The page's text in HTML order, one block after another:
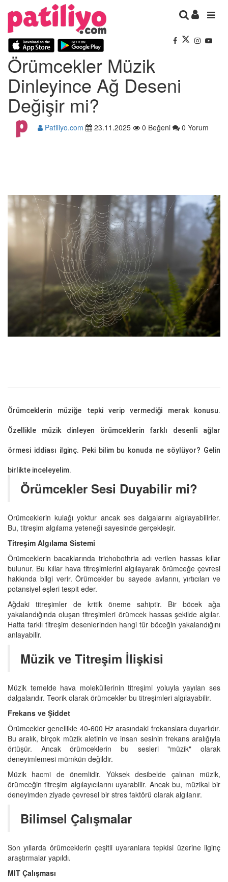
Örümcekler Müzik
Dinleyince Ağ Deseni
Değişir mi?
Patiliyo.com 23.11.2025 0 Beğeni 0 Yorum
Örümceklerin müziğe tepki verip vermediği merak konusu.
Özellikle müzik dinleyen örümceklerin farklı desenli ağlar
örmesi iddiası ilginç. Peki bilim bu konuda ne söylüyor? Gelin
birlikte inceleyelim.
Örümcekler Sesi Duyabilir mi?
Örümceklerin kulağı yoktur ancak ses dalgalarını algılayabilirler.
Bu, titreşim algılama yeteneği sayesinde gerçekleşir.
Titreşim Algılama Sistemi
Örümceklerin bacaklarında trichobothria adı verilen hassas kıllar
bulunur. Bu kıllar hava titreşimlerini algılayarak örümceğe çevresi
hakkında bilgi verir. Örümcekler bu sayede avlarını, yırtıcıları ve
potansiyel eşleri tespit eder.
Ağdaki titreşimler de kritik öneme sahiptir. Bir böcek ağa
yakalandığında oluşan titreşimleri örümcek hassas şekilde algılar.
Hatta farklı titreşim desenlerinden hangi tür böceğin yakalandığını
anlayabilir.
Müzik ve Titreşim İlişkisi
Müzik temelde hava moleküllerinin titreşimi yoluyla yayılan ses
dalgalarıdır. Teorik olarak örümcekler bu titreşimleri algılayabilir.
Frekans ve Şiddet
Örümcekler genellikle 40-600 Hz arasındaki frekanslara duyarlıdır.
Bu aralık, birçok müzik aletinin ve insan sesinin frekans aralığıyla
örtüşür. Ancak örümceklerin bu sesleri "müzik" olarak
deneyimlemesi mümkün değildir.
Müzik hacmi de önemlidir. Yüksek desibelde çalınan müzik,
örümceğin titreşim algılayıcılarını uyarabilir. Ancak bu, müzikal bir
deneyimden ziyade çevresel bir stres faktörü olarak algılanır.
Bilimsel Çalışmalar
Son yıllarda örümceklerin çeşitli uyaranlara tepkisi üzerine ilginç
araştırmalar yapıldı.
MIT Çalışması